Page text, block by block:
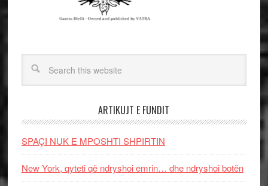
ARTIKUJT E FUNDIT
SPAÇI NUK E MPOSHTI SHPIRTIN
New York, qyteti që ndryshoi emrin… dhe ndryshoi botën